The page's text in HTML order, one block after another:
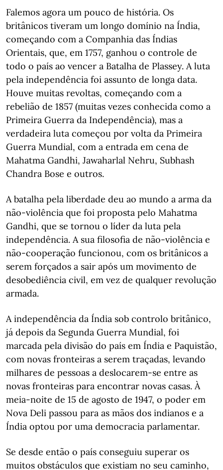
Falemos agora um pouco de história. Os
britânicos tiveram um longo domínio na Índia,
começando com a Companhia das Índias
Orientais, que, em 1757, ganhou o controle de
todo o país ao vencer a Batalha de Plassey. A luta
pela independência foi assunto de longa data.
Houve muitas revoltas, começando com a
rebelião de 1857 (muitas vezes conhecida como a
Primeira Guerra da Independência), mas a
verdadeira luta começou por volta da Primeira
Guerra Mundial, com a entrada em cena de
Mahatma Gandhi, Jawaharlal Nehru, Subhash
Chandra Bose e outros.
A batalha pela liberdade deu ao mundo a arma da
não-violência que foi proposta pelo Mahatma
Gandhi, que se tornou o líder da luta pela
independência. A sua filosofia de não-violência e
não-cooperação funcionou, com os britânicos a
serem forçados a sair após um movimento de
desobediência civil, em vez de qualquer revolução
armada.
A independência da Índia sob controlo britânico,
já depois da Segunda Guerra Mundial, foi
marcada pela divisão do país em Índia e Paquistão,
com novas fronteiras a serem traçadas, levando
milhares de pessoas a deslocarem-se entre as
novas fronteiras para encontrar novas casas. À
meia-noite de 15 de agosto de 1947, o poder em
Nova Deli passou para as mãos dos indianos e a
Índia optou por uma democracia parlamentar.
Se desde então o país conseguiu superar os
muitos obstáculos que existiam no seu caminho,